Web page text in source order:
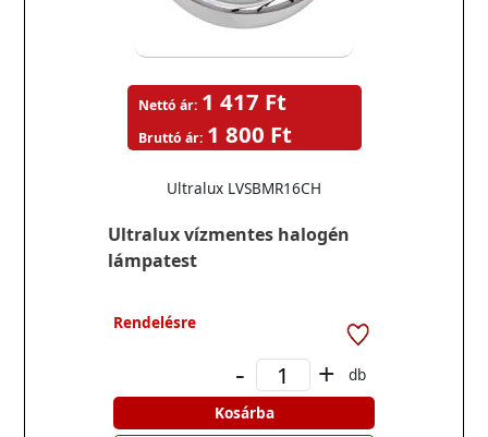
Ultralux vízmentes halogén
lámpatest
Ultralux LVSBMR16CH
Nettó ár: 1 417 Ft
Bruttó ár: 1 800 Ft
Rendelésre
- +
db
Kosárba